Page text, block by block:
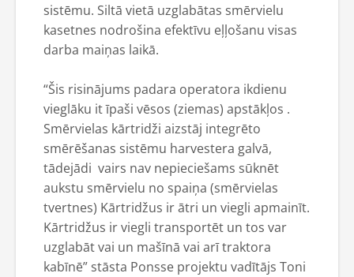
sistēmu. Siltā vietā uzglabātas smērvielu
kasetnes nodrošina efektīvu eļļošanu visas
darba maiņas laikā.
“Šis risinājums padara operatora ikdienu
vieglāku it īpaši vēsos (ziemas) apstākļos .
Smērvielas kārtridži aizstāj integrēto
smērēšanas sistēmu harvestera galvā,
tādejādi vairs nav nepieciešams sūknēt
aukstu smērvielu no spaiņa (smērvielas
tvertnes) Kārtridžus ir ātri un viegli apmainīt.
Kārtridžus ir viegli transportēt un tos var
uzglabāt vai un mašīnā vai arī traktora
kabīnē” stāsta Ponsse projektu vadītājs Toni